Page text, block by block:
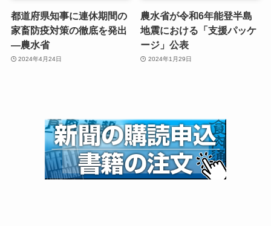
都道府県知事に連休期間の
家畜防疫対策の徹底を発出
—農水省
2024年4月24日
農水省が令和6年能登半島
地震における「支援パッケ
ージ」公表
2024年1月29日